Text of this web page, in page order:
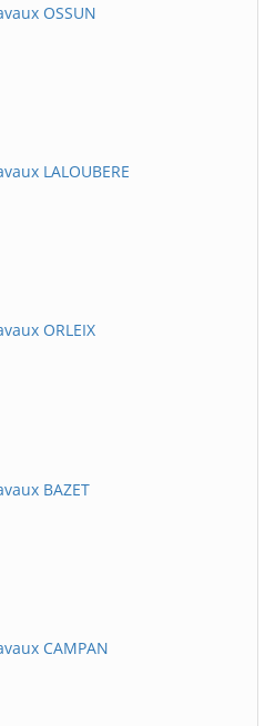
OSSUN
LALOUBERE
ORLEIX
BAZET
CAMPAN